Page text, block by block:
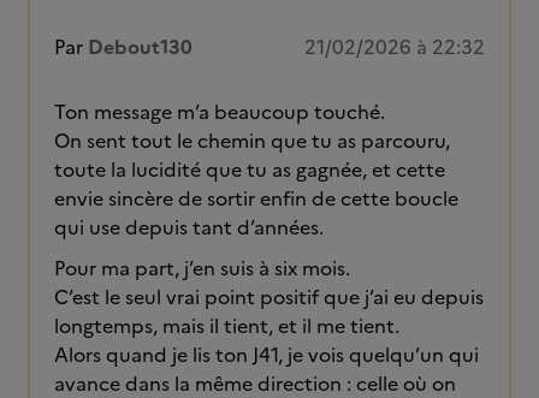
Par Debout130 21/02/2026 à 22:32
Ton message m’a beaucoup touché.
On sent tout le chemin que tu as parcouru,
toute la lucidité que tu as gagnée, et cette
envie sincère de sortir enfin de cette boucle
qui use depuis tant d’années.
Pour ma part, j’en suis à six mois.
C’est le seul vrai point positif que j’ai eu depuis
longtemps, mais il tient, et il me tient.
Alors quand je lis ton J41, je vois quelqu’un qui
avance dans la même direction : celle où on